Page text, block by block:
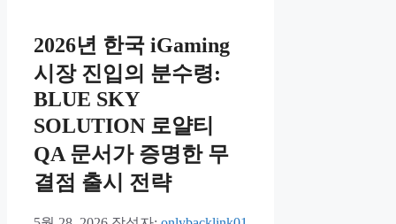
2026년 한국 iGaming
시장 진입의 분수령:
BLUE SKY
SOLUTION 로얄티
QA 문서가 증명한 무
결점 출시 전략